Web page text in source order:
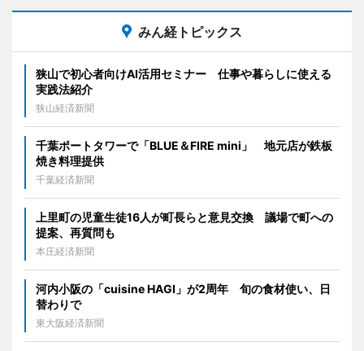
みん経トピックス
狭山で初心者向けAI活用セミナー 仕事や暮らしに使える
実践法紹介
狭山経済新聞
千葉ポートタワーで「BLUE＆FIRE mini」 地元店が鉄板
焼き料理提供
千葉経済新聞
上里町の児童生徒16人が町長らと意見交換 議場で町への
提案、再質問も
本庄経済新聞
河内小阪の「cuisine HAGI」が2周年 旬の食材使い、日
替わりで
東大阪経済新聞